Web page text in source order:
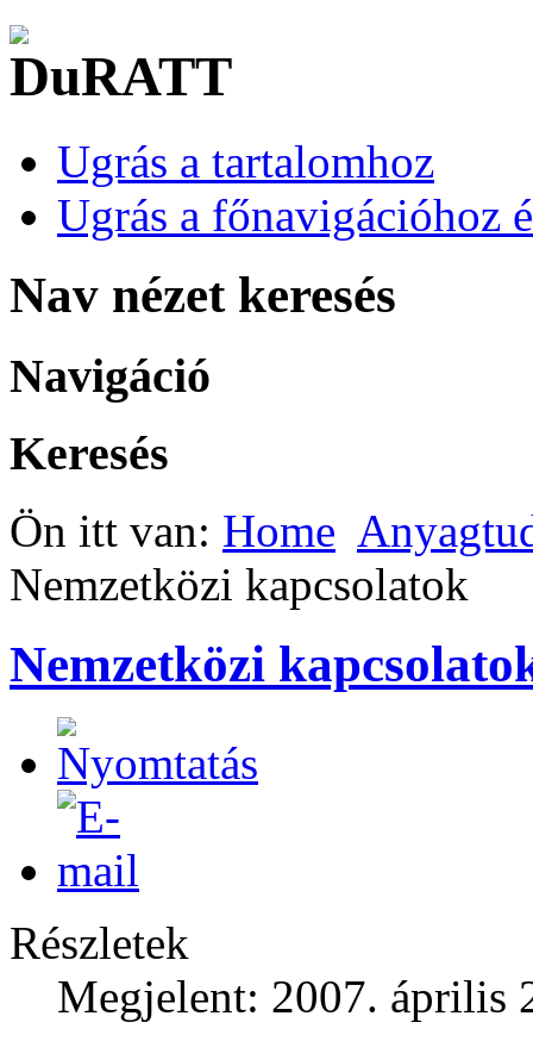
Ugrás a tartalomhoz
Ugrás a főnavigációhoz
Nav nézet keresés
Navigáció
Keresés
Ön itt van: Home
Nemzetközi kapcsolatok
Nemzetközi
Részletek
Megjelent: 2007. április